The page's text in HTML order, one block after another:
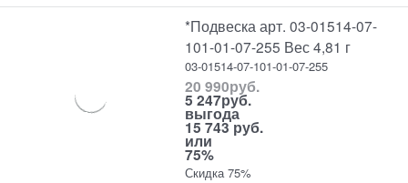
*Подвеска арт. 03-01514-07-
101-01-07-255 Вес 4,81 г
03-01514-07-101-01-07-255
20 990руб.
5 247руб.
выгода
15 743 руб.
или
75%
Скидка 75%